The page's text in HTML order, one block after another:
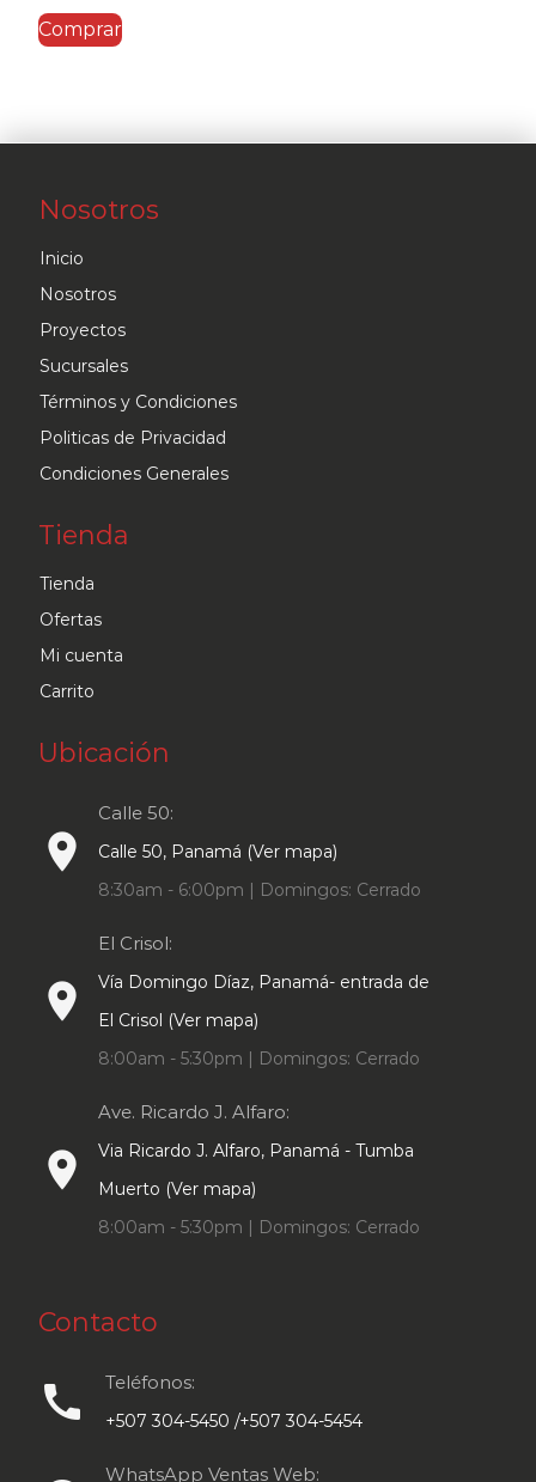
Comprar
Nosotros
Inicio
Nosotros
Proyectos
Sucursales
Términos y Condiciones
Politicas de Privacidad
Condiciones Generales
Tienda
Tienda
Ofertas
Mi cuenta
Carrito
Ubicación
place
Calle 50:
Calle 50, Panamá (Ver mapa)
8:30am - 6:00pm | Domingos: Cerrado
place
El Crisol:
Vía Domingo Díaz, Panamá- entrada de
El Crisol (Ver mapa)
8:00am - 5:30pm | Domingos: Cerrado
place
Ave. Ricardo J. Alfaro:
Via Ricardo J. Alfaro, Panamá - Tumba
Muerto (Ver mapa)
8:00am - 5:30pm | Domingos: Cerrado
Contacto
call Teléfonos:
+507 304-5450 /+507 304-5454
WhatsApp Ventas Web: